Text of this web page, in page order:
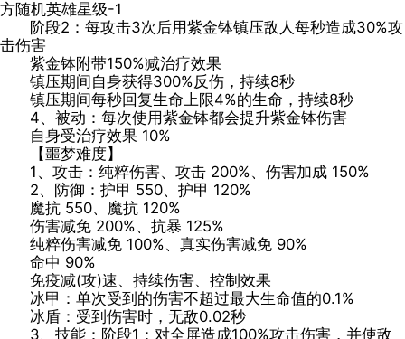
方随机英雄星级-1
阶段2：每攻击3次后用紫金钵镇压敌人每秒造成30%攻
击伤害
紫金钵附带150%减治疗效果
镇压期间自身获得300%反伤，持续8秒
镇压期间每秒回复生命上限4%的生命，持续8秒
4、被动：每次使用紫金钵都会提升紫金钵伤害
自身受治疗效果 10%
【噩梦难度】
1、攻击：纯粹伤害、攻击 200%、伤害加成 150%
2、防御：护甲 550、护甲 120%
魔抗 550、魔抗 120%
伤害减免 200%、抗暴 125%
纯粹伤害减免 100%、真实伤害减免 90%
命中 90%
免疫减(攻)速、持续伤害、控制效果
冰甲：单次受到的伤害不超过最大生命值的0.1%
冰盾：受到伤害时，无敌0.02秒
3、技能：阶段1：对全屏造成100%攻击伤害，并使敌